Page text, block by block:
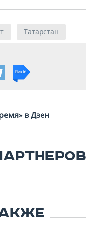
Татарстан
в Дзен